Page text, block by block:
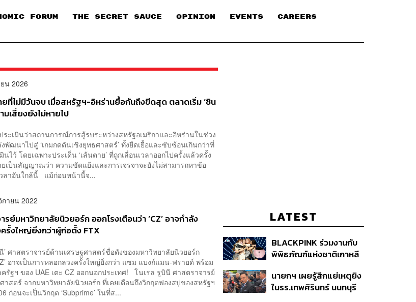
FORUM THE SECRET SAUCE​ OPINION EVENTS CAREERS
น 2026
ยที่ไม่มีวันจบ เมื่อสหรัฐฯ-อิหร่านยื้อกันถึงขีดสุด ตลาดเริ่ม ‘ชิน
มเสี่ยงยังไม่หายไป
ระเมินว่าสถานการณ์การสู้รบระหว่างสหรัฐอเมริกาและอิหร่านในช่วง
พัฒนาไปสู่ ‘เกมกดดันเชิงยุทธศาสตร์’ ทั้งยืดเยื้อและซับซ้อนเกินกว่าที่
นไว้ โดยเฉพาะประเด็น ‘เส้นตาย’ ที่ถูกเลื่อนเวลาออกไปครั้งแล้วครั้ง
ยเป็นสัญญาณว่า ความขัดแย้งและการเจรจาจะยังไม่สามารถหาข้อ
ลาอันใกล้นี้ แม้ก่อนหน้านี้จ...
ายน 2022
รย์มหาวิทยาลัยนิวยอร์ก ออกโรงเตือนว่า ‘CZ’ อาจกำลัง
รั้งใหญ่ยิ่งกว่าผู้ก่อตั้ง FTX
’ ศาสตราจารย์ด้านเศรษฐศาสตร์ชื่อดังของมหาวิทยาลัยนิวยอร์ก
อาจเป็นการหลอกลวงครั้งใหญ่ยิ่งกว่า แซม แบงก์แมน-ฟรายด์ พร้อม
รัฐฯ ของ UAE เตะ CZ ออกนอกประเทศ! โนเรล รูบินี ศาสตราจารย์
าสตร์ จากมหาวิทยาลัยนิวยอร์ก ที่เคยเตือนถึงวิกฤตฟองสบู่ของสหรัฐฯ
ก่อนจะเป็นวิกฤต ‘Subprime’ ในที่ส...
LATEST
BLACKPINK ร่วมงานกับ
พิพิธภัณฑ์แห่งชาติเกาหลี
10 ปีการเดบิวต์
นายกฯ เผยรู้สึกแย่เหตุยิง
ในรร.เทพศิรินทร์ นนทบุรี